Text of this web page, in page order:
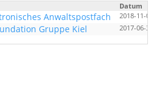
Datum
Anwaltspostfach 2018-11-09
Gruppe Kiel 2017-06-30